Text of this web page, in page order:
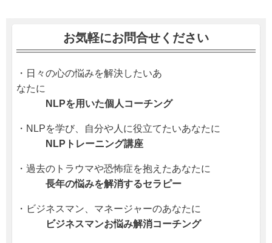
お気軽にお問合せください
・日々の心の悩みを解決したいあ
なたに
NLPを用いた個人コーチング
・NLPを学び、自分や人に役立てたいあなたに
NLPトレーニング講座
・過去のトラウマや恐怖症を抱えたあなたに
長年の悩みを解消するセラピー
・ビジネスマン、マネージャーのあなたに
ビジネスマンお悩み解消コーチング